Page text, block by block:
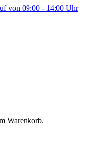
von 09:00 - 14:00 Uhr
Warenkorb.